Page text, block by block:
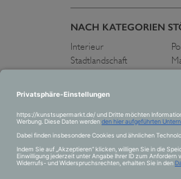
NACH KATEGORIEN
Interieur
Stadtlandschaft
Landschaft
Abstrakt
Stillleben